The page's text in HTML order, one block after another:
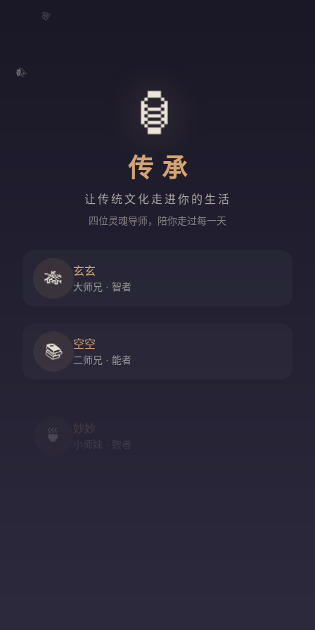
🍃
🌸
🏮
传承
让传统文化走进你的生活
四位灵魂导师，陪你走过每一天
🎋 玄玄
大师兄 · 智者
📚 空空
二师兄 · 能者
🍵 妙妙